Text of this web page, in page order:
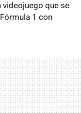
videojuego que se
1 con